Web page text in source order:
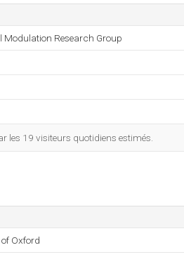
Modulation Research Group
les 19 visiteurs quotidiens estimés.
Oxford